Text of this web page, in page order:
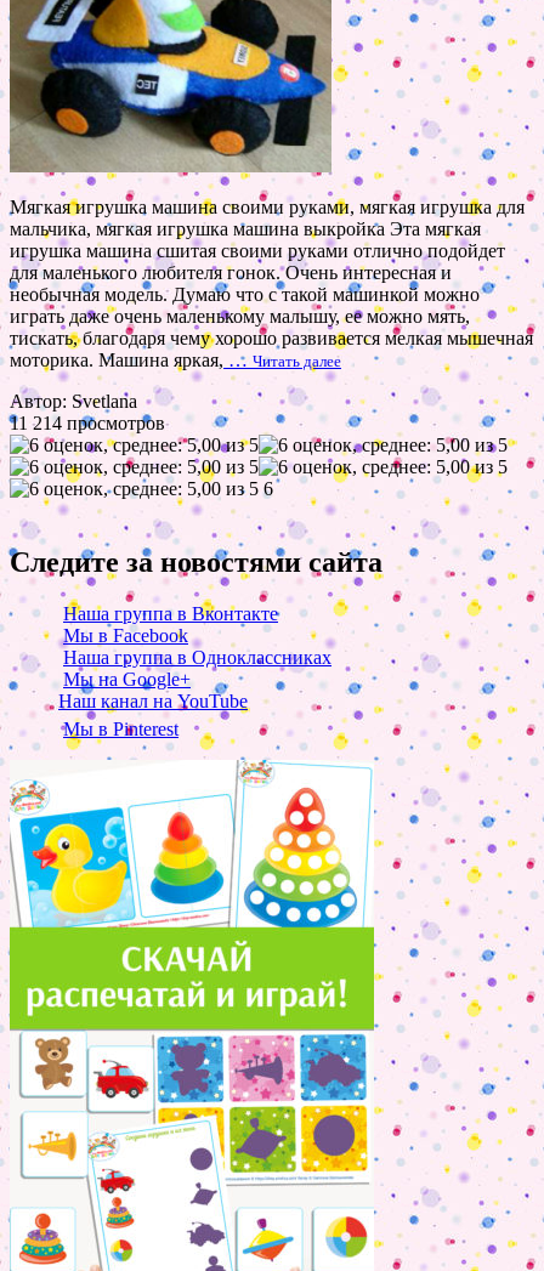
Мягкая игрушка машина своими руками, мягкая игрушка для
мальчика, мягкая игрушка машина выкройка Эта мягкая
игрушка машина сшитая своими руками отлично подойдет
для маленького любителя гонок. Очень интересная и
необычная модель. Думаю что с такой машинкой можно
играть даже очень маленькому малышу, ее можно мять,
тискать, благодаря чему хорошо развивается мелкая мышечная
моторика. Машина яркая, … Читать далее
Автор: Svetlana
11 214 просмотров
6
Следите за новостями сайта
Наша группа в Вконтакте
Мы в Facebook
Наша группа в Одноклассниках
Мы на Google+
Наш канал на YouTube
Мы в Pinterest